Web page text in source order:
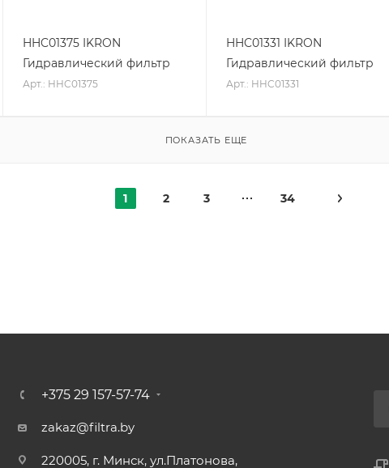
HHC01375 IKRON
Гидравлический фильтр
Арт.: HHC01375
HHC01331 IKRON
Гидравлический фильтр
Арт.: HHC01331
ПОКАЗАТЬ ЕЩЕ
1 2 3 34
+375 29 157-57-74
zakaz@filtra.by
220005, г. Минск, ул.Платонова,